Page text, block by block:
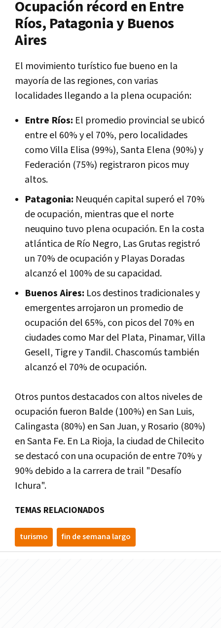
Ocupación récord en Entre
Ríos, Patagonia y Buenos
Aires
El movimiento turístico fue bueno en la
mayoría de las regiones, con varias
localidades llegando a la plena ocupación:
Entre Ríos: El promedio provincial se ubicó
entre el 60% y el 70%, pero localidades
como Villa Elisa (99%), Santa Elena (90%) y
Federación (75%) registraron picos muy
altos.
Patagonia: Neuquén capital superó el 70%
de ocupación, mientras que el norte
neuquino tuvo plena ocupación. En la costa
atlántica de Río Negro, Las Grutas registró
un 70% de ocupación y Playas Doradas
alcanzó el 100% de su capacidad.
Buenos Aires: Los destinos tradicionales y
emergentes arrojaron un promedio de
ocupación del 65%, con picos del 70% en
ciudades como Mar del Plata, Pinamar, Villa
Gesell, Tigre y Tandil. Chascomús también
alcanzó el 70% de ocupación.
Otros puntos destacados con altos niveles de
ocupación fueron Balde (100%) en San Luis,
Calingasta (80%) en San Juan, y Rosario (80%)
en Santa Fe. En La Rioja, la ciudad de Chilecito
se destacó con una ocupación de entre 70% y
90% debido a la carrera de trail "Desafío
Ichura".
TEMAS RELACIONADOS
turismo fin de semana largo